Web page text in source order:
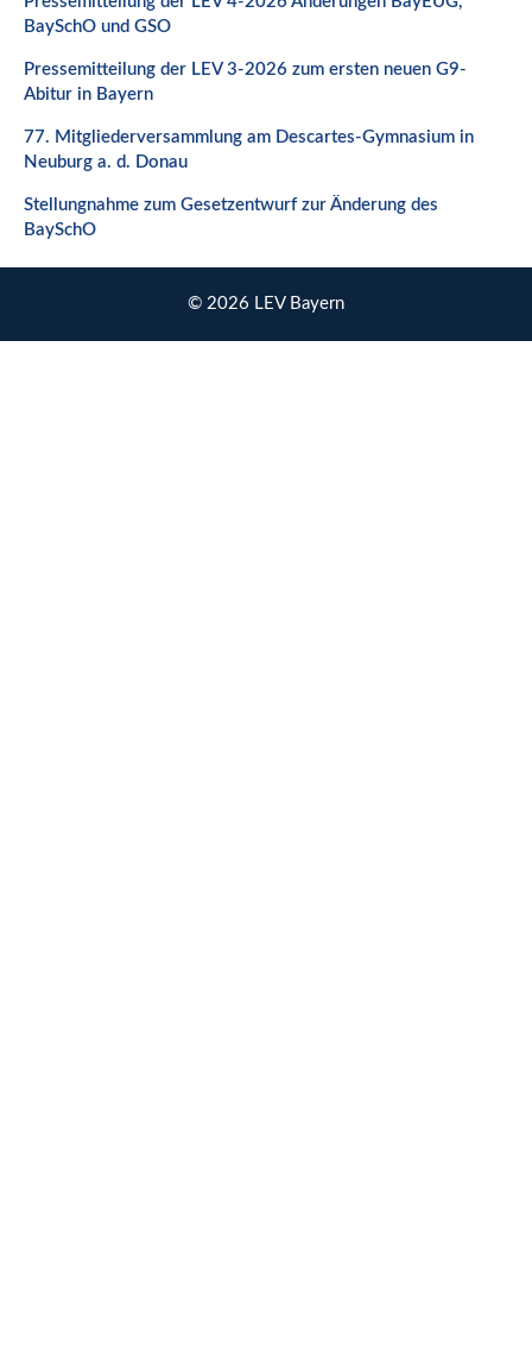
BaySchO und GSO
Pressemitteilung der LEV 3-2026 zum ersten neuen G9-
Abitur in Bayern
77. Mitgliederversammlung am Descartes-Gymnasium in
Neuburg a. d. Donau
Stellungnahme zum Gesetzentwurf zur Änderung des
BaySchO
© 2026 LEV Bayern